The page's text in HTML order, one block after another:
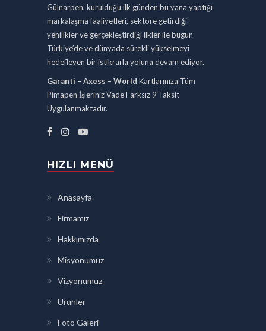
Gülnarpen, kurulduğu ilk günden bu yana yaptığı
markalaşma faaliyetleri, sektöre getirdiği
yenilikler ve gerçekleştirdiği ilkler ile bugün
Türkiye’de ve dünyada sürekli yükselmeyi
hedefleyen bir istikrarla yoluna devam ediyor.
Garanti – Axess – World Kartlarınıza Tüm
Pimapen İşleriniz Vade Farksız 9 Taksit
Uygulanmaktadır.
HIZLI MENÜ
Anasayfa
Firmamız
Hakkımızda
Misyonumuz
Vizyonumuz
Ürünler
Foto Galeri